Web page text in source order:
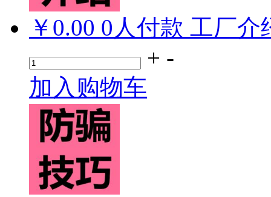
￥0.00 0 人付款 工厂介
+ -
加入购物车